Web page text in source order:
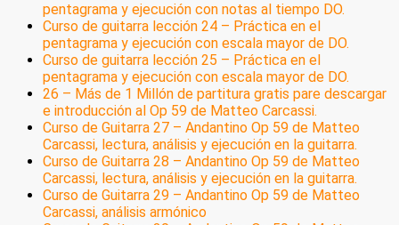
pentagrama y ejecución con notas al tiempo DO.
Curso de guitarra lección 24 – Práctica en el
pentagrama y ejecución con escala mayor de DO.
Curso de guitarra lección 25 – Práctica en el
pentagrama y ejecución con escala mayor de DO.
26 – Más de 1 Millón de partitura gratis pare descargar
e introducción al Op 59 de Matteo Carcassi.
Curso de Guitarra 27 – Andantino Op 59 de Matteo
Carcassi, lectura, análisis y ejecución en la guitarra.
Curso de Guitarra 28 – Andantino Op 59 de Matteo
Carcassi, lectura, análisis y ejecución en la guitarra.
Curso de Guitarra 29 – Andantino Op 59 de Matteo
Carcassi, análisis armónico